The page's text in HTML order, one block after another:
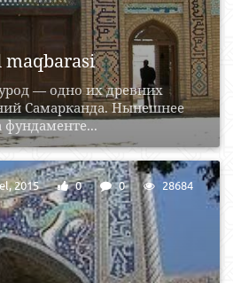
— одно их древних
Самарканда. Нынешнее
фундаменте...
2015 0 0 28684